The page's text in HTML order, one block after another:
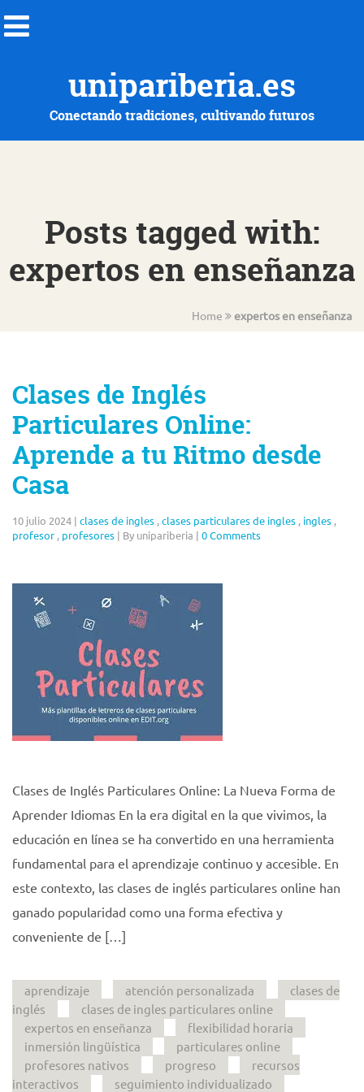
unipariberia.es
Conectando tradiciones, cultivando futuros
Posts tagged with:
expertos en enseñanza
Home expertos en enseñanza
Clases de Inglés
Particulares Online:
Aprende a tu Ritmo desde
Casa
10 julio 2024 | clases de ingles ,clases particulares de ingles , ingles ,
profesor , profesores | By unipariberia | 0 Comments
Clases de Inglés Particulares Online: La Nueva Forma de
Aprender Idiomas En la era digital en la que vivimos, la
educación en línea se ha convertido en una herramienta
fundamental para el aprendizaje continuo y accesible. En
este contexto, las clases de inglés particulares online han
ganado popularidad como una forma efectiva y
conveniente de […]
aprendizaje atención personalizada
clases de
inglés
clases de ingles particulares online
expertos en enseñanza
flexibilidad horaria
inmersión lingüística
particulares online
profesores nativos
progreso
recursos
interactivos
seguimiento individualizado